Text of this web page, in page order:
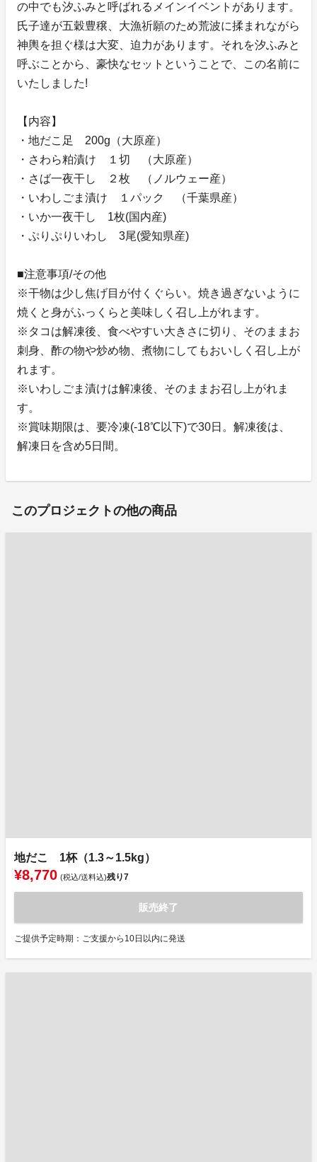
の中でも汐ふみと呼ばれるメインイベントがあります。
氏子達が五穀豊穣、大漁祈願のため荒波に揉まれながら
神輿を担ぐ様は大変、迫力があります。それを汐ふみと
呼ぶことから、豪快なセットということで、この名前に
いたしました!
【内容】
・地だこ足 200g（大原産）
・さわら粕漬け １切 （大原産）
・さば一夜干し ２枚 （ノルウェー産）
・いわしごま漬け １パック （千葉県産）
・いか一夜干し 1枚(国内産)
・ぷりぷりいわし 3尾(愛知県産)
■注意事項/その他
※干物は少し焦げ目が付くぐらい。焼き過ぎないように
焼くと身がふっくらと美味しく召し上がれます。
※タコは解凍後、食べやすい大きさに切り、そのままお
刺身、酢の物や炒め物、煮物にしてもおいしく召し上が
れます。
※いわしごま漬けは解凍後、そのままお召し上がれま
す。
※賞味期限は、要冷凍(-18℃以下)で30日。解凍後は、
解凍日を含め5日間。
このプロジェクトの他の商品
地だこ 1杯（1.3～1.5kg）
¥8,770 (税込/送料込)残り7
販売終了
ご提供予定時期：ご支援から10日以内に発送